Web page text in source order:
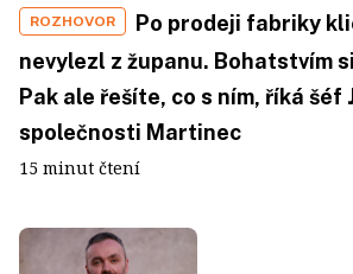
ROZHOVOR
Po prodeji fabriky
nevylezl z županu. Bohatstvím
Pak ale řešíte, co s ním, říká šéf
společnosti Martinec
15 minut čtení